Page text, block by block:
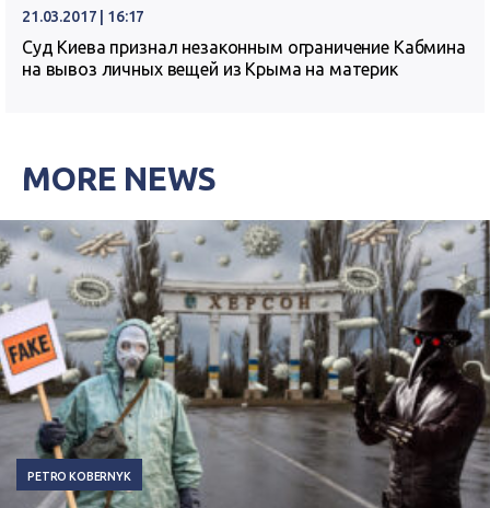
21.03.2017 | 16:17
Суд Киева признал незаконным ограничение Кабмина
на вывоз личных вещей из Крыма на материк
MORE NEWS
PETRO KOBERNYK